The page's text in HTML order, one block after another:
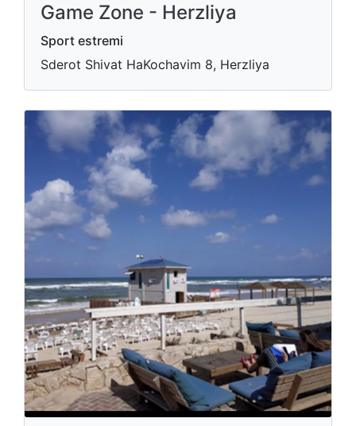
Game Zone - Herzliya
Sport estremi
Sderot Shivat HaKochavim 8, Herzliya